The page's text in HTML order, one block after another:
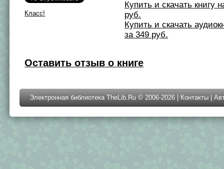
Класс!
Купить и скачать книгу
руб.
Купить и скачать
за 349 руб.
Оставить отзыв о книге
Электронная библиотека TheLib.Ru © 2006-2026 | Контакты |